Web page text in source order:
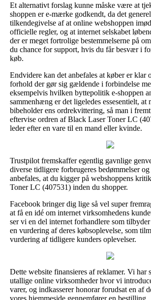
Et alternativt forslag kunne måske være at
shoppen er e-mærke godkendt, da det
tilkendegivelse af at online webshoppen
officielle regler, og at internet selskabet
der er meget fortrolige bestemmelserne på
du chance for support, hvis du får besvær i
køb.
Endvidere kan det anbefales at køber er klar
forhold der gør sig gældende i forbindelse
eksempelvis hvilken byttepolitik e-shoppen
sammenhæng er det ligeledes essesentielt, at
bibeholder ens ordrekvittering, så man i
eftervise ordren af Black Laser Toner LC
leder efter en vare til en mand eller kvinde.
Trustpilot fremskaffer egentlig gavnlige
diverse tidligere forbrugeres bedømmelser
anbefales, at du kigger på webshoppens
Toner LC (407531) inden du shopper.
Facebook bringer dig lige så vel super
at få en idé om internet virksomhedens
ser vi en del internet forhandlere som
en vurdering af deres købsoplevelse, som
vurdering af tidligere kunders oplevelser.
Dette website finansieres af reklamer. Vi har
utallige online virksomheder hvor vi
varer, og indkasserer honorar forudsat en af
vores hjemmeside gennemfører en bestilling.